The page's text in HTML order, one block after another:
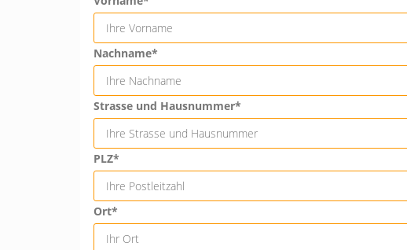
Nachname*
Strasse und Hausnummer*
PLZ*
Ort*